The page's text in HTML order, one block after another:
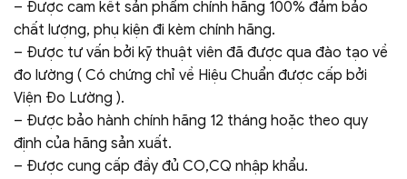
– Được cam kết sản phẩm chính hãng 100% đảm bảo
chất lượng, phụ kiện đi kèm chính hãng.
– Được tư vấn bởi kỹ thuật viên đã được qua đào tạo về
đo lường ( Có chứng chỉ về Hiệu Chuẩn được cấp bởi
Viện Đo Lường ).
– Được bảo hành chính hãng 12 tháng hoặc theo quy
định của hãng sản xuất.
– Được cung cấp đầy đủ CO,CQ nhập khẩu.